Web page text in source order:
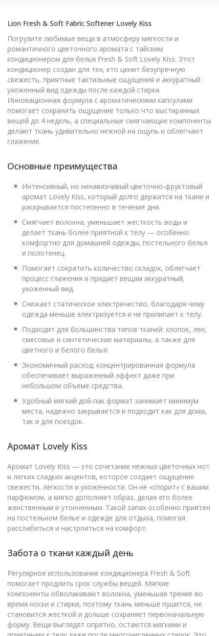
Lion Fresh & Soft Fabric Softener Lovely Kiss
Погрузите любимые вещи в атмосферу мягкости и
романтичного цветочного аромата с тайским
кондиционером для белья Fresh & Soft Lovely Kiss. Этот
кондиционер создан для тех, кто ценит безупречную
свежесть, приятные тактильные ощущения и аккуратный
ухоженный вид одежды после каждой стирки.
Инновационная формула с ароматическими капсулами
помогает сохранить ощущение только что выстиранных
вещей до 4 недель, а специальные смягчающие компоненты
делают ткань удивительно нежной на ощупь и облегчают
глажение.
Основные преимущества
Интенсивный, но ненавязчивый цветочно-фруктовый
аромат Lovely Kiss, который долго держится на ткани и
раскрывается постепенно в течение дня.
Смягчает волокна, уменьшает жесткость воды и
делает ткань более приятной к телу — особенно
комфортно для домашней одежды, постельного белья
и полотенец.
Помогает сократить количество складок, облегчает
процесс глажения и придает вещам аккуратный,
ухоженный вид.
Снижает статическое электричество, благодаря чему
одежда меньше электризуется и не прилипает к телу.
Подходит для большинства типов тканей: хлопок, лен,
смесовые и синтетические материалы, а также для
цветного и белого белья.
Экономичный расход: концентрированная формула
обеспечивает выраженный эффект даже при
небольшом объеме средства.
Удобный мягкий дой‑пак формат занимает минимум
места, надежно закрывается и подходит как для дома,
так и для поездок.
Аромат Lovely Kiss
Аромат Lovely Kiss — это сочетание нежных цветочных нот
и легких сладких акцентов, которое создает ощущение
свежести, легкости и ухоженности. Он не «спорит» с вашим
парфюмом, а мягко дополняет образ, делая его более
женственным и утонченным. Такой запах особенно приятен
на постельном белье и одежде для отдыха, помогая
расслабиться и настроиться на комфорт.
Забота о ткани каждый день
Регулярное использование кондиционера Fresh & Soft
помогает продлить срок службы вещей. Мягкие
компоненты обволакивают волокна, уменьшая трение во
время носки и стирки, поэтому ткань меньше пушится, не
становится жесткой и дольше сохраняет первоначальную
форму. Вещи выглядят опрятно, остаются мягкими и